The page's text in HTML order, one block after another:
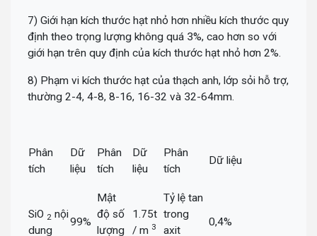
7) Giới hạn kích thước hạt nhỏ hơn nhiều kích thước quy
định theo trọng lượng không quá 3%, cao hơn so với
giới hạn trên quy định của kích thước hạt nhỏ hơn 2%.
8) Phạm vi kích thước hạt của thạch anh, lớp sỏi hỗ trợ,
thường 2-4, 4-8, 8-16, 16-32 và 32-64mm.
Phân
tích
Dữ
liệu
Phân
tích
Dữ
liệu
Phân
tích
Dữ liệu
SiO 2 nội
dung
99%
Mật
độ số
lượng
1.75t
/ m 3
Tỷ lệ tan
trong
axit
0,4%